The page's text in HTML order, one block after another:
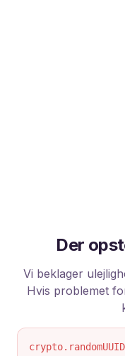
Der
Vi beklager
Hvis problemet